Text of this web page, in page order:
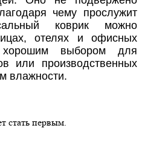
чему прослужит
коврик можно
отелях и офисных
выбором для
или производственных
влажности.
стать первым.